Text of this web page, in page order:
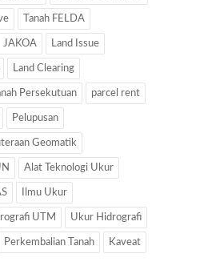
Tanah FELDA
JAKOA Land Issue
Land Clearing
Persekutuan parcel rent
Pelupusan
Geomatik
Alat Teknologi Ukur
Ilmu Ukur
UTM Ukur Hidrografi
Perkembalian Tanah Kaveat